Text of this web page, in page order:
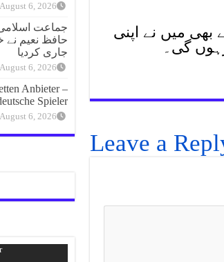
بھی میں نے اپنی
گی۔
Leave a
August 6, 2026
حافظ نعیم نے
جاری کردیا
August 6, 2026
Anbieter –
Spieler
August 6, 2026